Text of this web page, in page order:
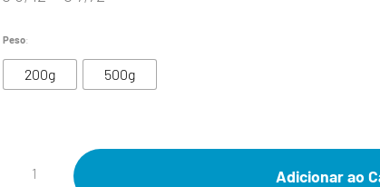
Peso:
200g 500g
Adicionar ao